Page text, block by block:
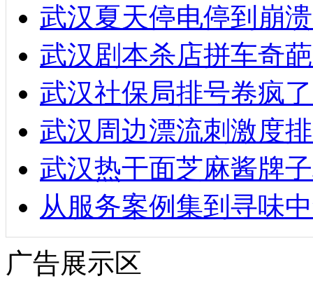
武汉夏天停电停到崩
武汉剧本杀店拼车奇
武汉社保局排号卷疯
武汉周边漂流刺激度
武汉热干面芝麻酱牌
从服务案例集到寻味
广告展示区